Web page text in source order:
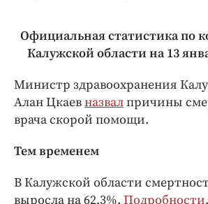
Официальная статистика по
Калужской области на 13
Министр здравоохранения
Алан Цкаевназвалпричины
врача скорой помощи.
Тем временем
В Калужской области
выросла на 62,3%. Подробности.